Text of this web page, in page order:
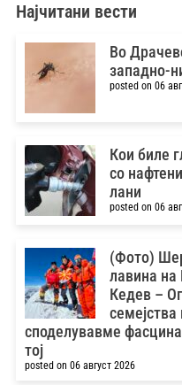
Најчитани вести
Во
западно-
posted on 06
Кои биле
со
лани
posted on 06
(Фото)
лавина на
Кедев –
семејства
споделувавме
тој
posted on 06 август 2026